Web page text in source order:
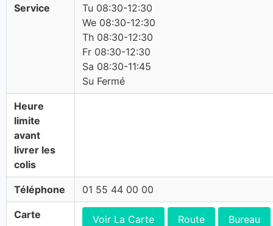
Service
Tu 08:30-12:30
We 08:30-12:30
Th 08:30-12:30
Fr 08:30-12:30
Sa 08:30-11:45
Su Fermé
Heure
limite
avant
livrer les
colis
Téléphone 01 55 44 00 00
Carte Voir La Carte Route Bureau